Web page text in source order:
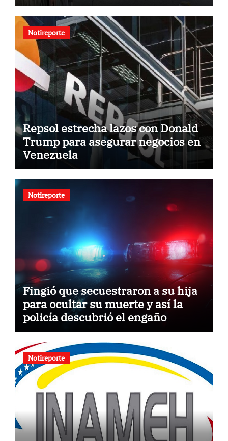
Notireporte
Repsol estrecha lazos con Donald
Trump para asegurar negocios en
Venezuela
Notireporte
Fingió que secuestraron a su hija
para ocultar su muerte y así la
policía descubrió el engaño
Notireporte